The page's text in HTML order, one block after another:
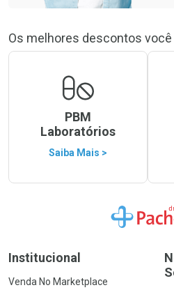
Os melhores descontos
PBM
Laboratórios
Saiba Mais >
Ir para a
Institucional
Venda No Marketplace